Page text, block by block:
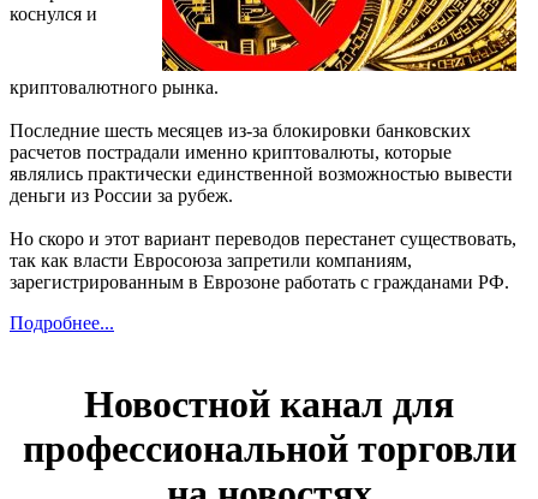
коснулся и
криптовалютного рынка.
Последние шесть месяцев из-за блокировки банковских
расчетов пострадали именно криптовалюты, которые
являлись практически единственной возможностью вывести
деньги из России за рубеж.
Но скоро и этот вариант переводов перестанет существовать,
так как власти Евросоюза запретили компаниям,
зарегистрированным в Еврозоне работать с гражданами РФ.
Подробнее...
Новостной канал для
профессиональной торговли